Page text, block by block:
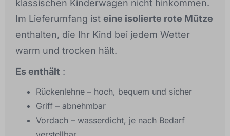
klassischen Kinderwagen nicht hinkommen.
Im Lieferumfang ist eine isolierte rote Mütze
enthalten, die Ihr Kind bei jedem Wetter
warm und trocken hält.
Es enthält :
Rückenlehne – hoch, bequem und sicher
Griff – abnehmbar
Vordach – wasserdicht, je nach Bedarf